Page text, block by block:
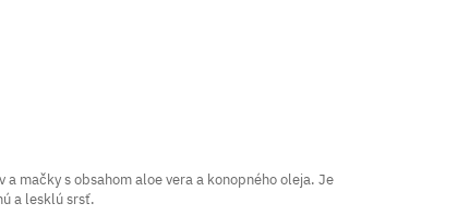
mačky s obsahom aloe vera a konopného oleja. Je
a lesklú srsť.